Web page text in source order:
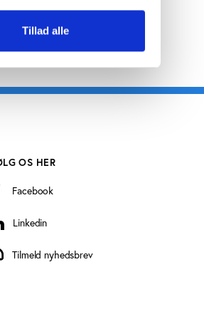
Tillad alle
OS HER
Facebook
Linkedin
nyhedsbrev
Tilmeld nyhedsbrev